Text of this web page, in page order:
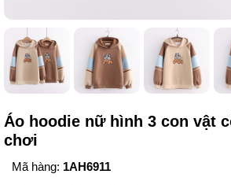
Áo hoodie nữ hình 3 con vật
chơi
Mã hàng: 1AH6911